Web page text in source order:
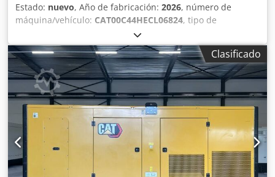
Estado: nuevo, Año de fabricación: 2026, número de
máquina/vehículo: CAT00C44HECL06824, tipo de
, fabricante de motores:
C4.4, Propósito de uso: Construcción Peso en vacío: 1.547
kg Potencia del generador: 110 kVA Dimensiones del
compartimento de carga: 277 x 113 x 153 cm Marcado CE:
sí Volumen del depósito de agua: 250 l Contacte al equipo
DPX para obtener más información. = Otras opciones y
accesorios = - Batería - Panel de control - Techo de acero
Dcjdjy S N N Eopfx Al Nek - Cisterna
Clasificado